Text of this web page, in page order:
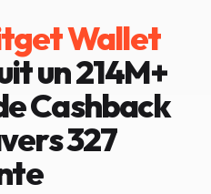
Wallet
un214M+
Cashback
327